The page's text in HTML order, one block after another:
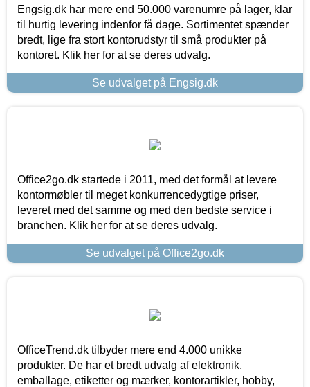
Engsig.dk har mere end 50.000 varenumre på lager, klar
til hurtig levering indenfor få dage. Sortimentet spænder
bredt, lige fra stort kontorudstyr til små produkter på
kontoret. Klik her for at se deres udvalg.
Se udvalget på Engsig.dk
Office2go.dk startede i 2011, med det formål at levere
kontormøbler til meget konkurrencedygtige priser,
leveret med det samme og med den bedste service i
branchen. Klik her for at se deres udvalg.
Se udvalget på Office2go.dk
OfficeTrend.dk tilbyder mere end 4.000 unikke
produkter. De har et bredt udvalg af elektronik,
emballage, etiketter og mærker, kontorartikler, hobby,